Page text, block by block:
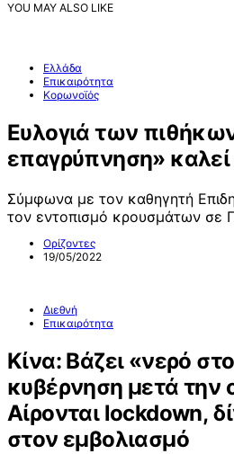
YOU MAY ALSO LIKE
Ελλάδα
Επικαιρότητα
Κορωνοϊός
Ευλογιά των
επαγρύπνηση» καλεί
Σύμφωνα με τον καθηγητή
τον εντοπισμό κρουσμάτων σε
Ορίζοντες
19/05/2022
Διεθνή
Επικαιρότητα
Κίνα: Βάζει «νερό
κυβέρνηση μετά την
Αίρονται lockdown,
στον εμβολιασμό